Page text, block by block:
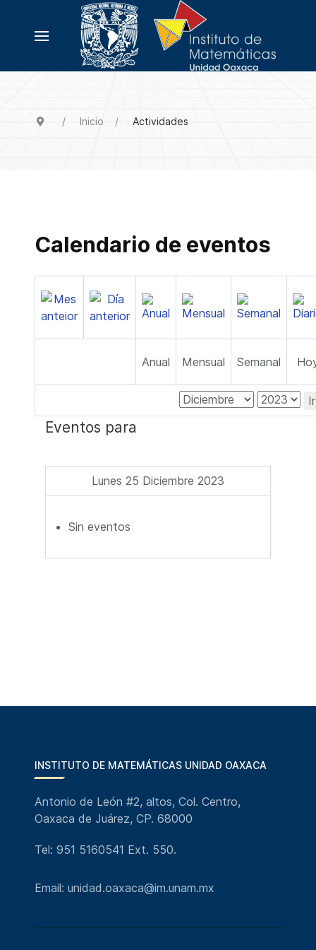
Inicio Actividades
Calendario de eventos
Anual Mensual Semanal
Eventos para
Lunes 25 Diciembre 2023
Sin eventos
INSTITUTO DE MATEMÁTICAS UNIDAD OAXACA
Antonio de León #2, altos, Col. Centro,
Oaxaca de Juárez, CP. 68000
Tel: 951 5160541 Ext. 550.
Email: unidad.oaxaca@im.unam.mx